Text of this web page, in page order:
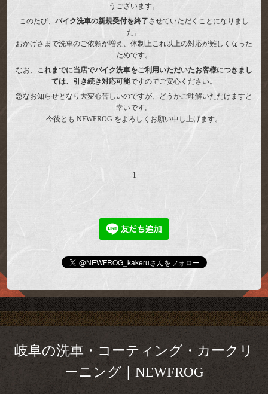
うございます。
このたび、 バイク洗車の新規受付を終了させていただくことになりまし
た。
おかげさまで洗車のご依頼が増え、体制上これ以上の対応が難しくなった
ためです。
なお、 これまでに当店でバイク洗車をご利用いただいたお客様につきまし
ては、引き続き対応可能ですのでご安心ください。
急なお知らせとなり大変心苦しいのですが、どうかご理解いただけますと
幸いです。
今後とも NEWFROG をよろしくお願い申し上げます。
1
岐阜の洗車・コーティング・カークリ
ーニング｜NEWFROG